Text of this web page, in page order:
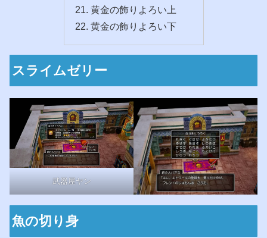
黄金の飾りよろい上
黄金の飾りよろい下
スライムゼリー
武器屋ヤン
魚の切り身